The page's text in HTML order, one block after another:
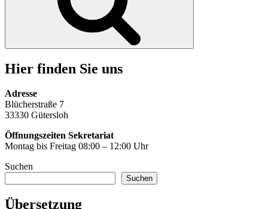
Hier finden Sie uns
Adresse
Blücherstraße 7
33330 Gütersloh
Öffnungszeiten Sekretariat
Montag bis Freitag 08:00 – 12:00 Uhr
Suchen
Suchen
Übersetzung